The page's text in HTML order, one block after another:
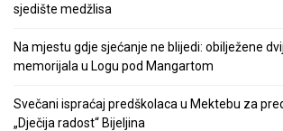
sjedište medžlisa
Na mjestu gdje sjećanje ne blijedi: obilježene
memorijala u Logu pod Mangartom
Svečani ispraćaj predškolaca u Mektebu za
„Dječija radost“ Bijeljina